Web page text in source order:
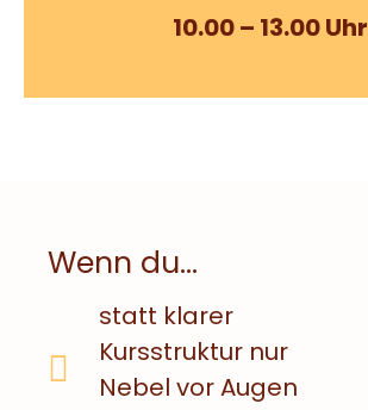
10.00 – 13.00 Uhr
Wenn du...
statt klarer
Kursstruktur nur
Nebel vor Augen